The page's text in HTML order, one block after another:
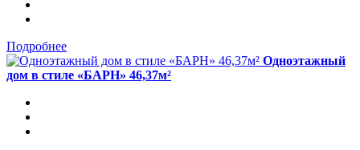
Подробнее
Одноэтажный
дом в стиле «БАРН» 46,37м²